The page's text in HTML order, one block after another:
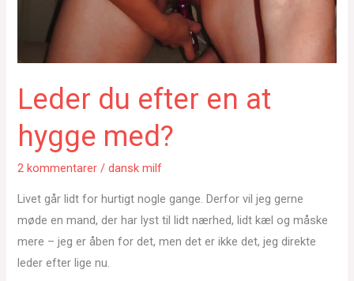
Leder du efter en at
hygge med?
2 kommentarer /dansk milf
Livet går lidt for hurtigt nogle gange. Derfor vil jeg gerne
møde en mand, der har lyst til lidt nærhed, lidt kæl og måske
mere – jeg er åben for det, men det er ikke det, jeg direkte
leder efter lige nu.